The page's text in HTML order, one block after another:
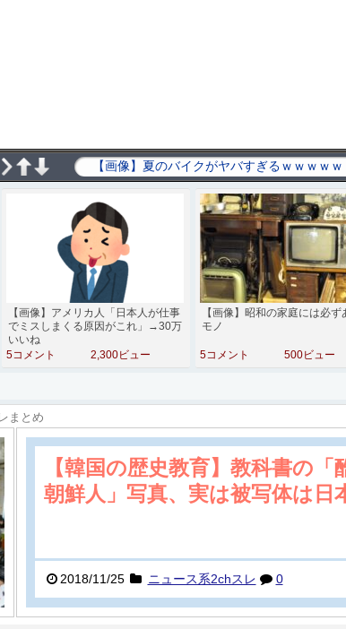
【画像】アメリカ人「日本人が仕事
でミスしまくる原因がこれ」→30万
いいね
5コメント
2,300ビュー
【画像】昭和の家庭には必ず
モノ
5コメント 500ビュー
まとめ
【韓国の歴史教育】教科書の「
朝鮮人」写真、実は被写体は日
2018/11/25 ニュース系2chスレ 0